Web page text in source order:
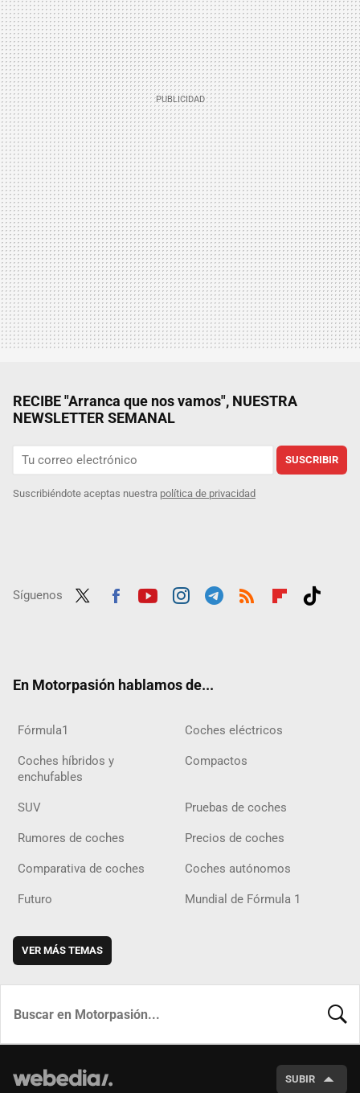
RECIBE "Arranca que nos vamos", NUESTRA
NEWSLETTER SEMANAL
SUSCRIBIR
Suscribiéndote aceptas nuestra política de privacidad
Síguenos
En Motorpasión hablamos de...
Fórmula1 Coches eléctricos
Coches híbridos y
enchufables
Compactos
SUV Pruebas de coches
Rumores de coches Precios de coches
Comparativa de coches Coches autónomos
Futuro Mundial de Fórmula 1
VER MÁS TEMAS
SUBIR